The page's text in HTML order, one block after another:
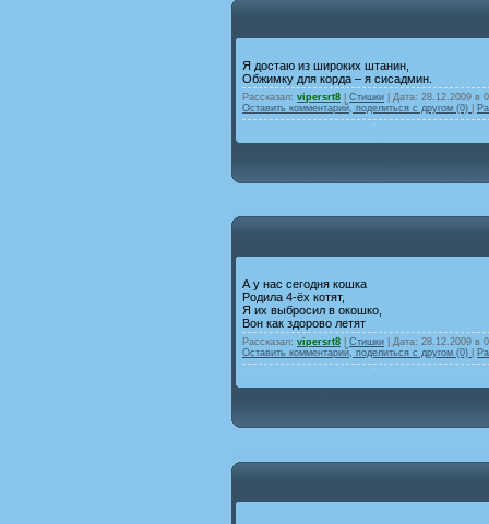
Я достаю из широких штанин,
Обжимку для корда – я сисадмин.
Рассказал: vipersrt8 Стишки | Дата: 28.12.2009 в
Оставить комментарий, поделиться с другом (0)
А у нас сегодня кошка
Родила 4-ёх котят,
Я их выбросил в окошко,
Вон как здорово летят
Рассказал: vipersrt8 Стишки | Дата: 28.12.2009 в
Оставить комментарий, поделиться с другом (0)